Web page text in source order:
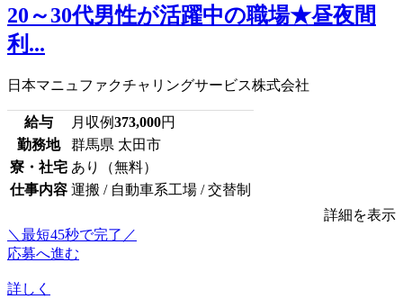
20～30代男性が活躍中の職場★昼夜間
利...
日本マニュファクチャリングサービス株式会社
給与 月収例373,000円
勤務地
群馬県 太田市
寮・社宅 あり（無料）
仕事内容 運搬 / 自動車系工場 / 交替制
詳細を表示
＼最短45秒で完了／
応募へ進む
詳しく